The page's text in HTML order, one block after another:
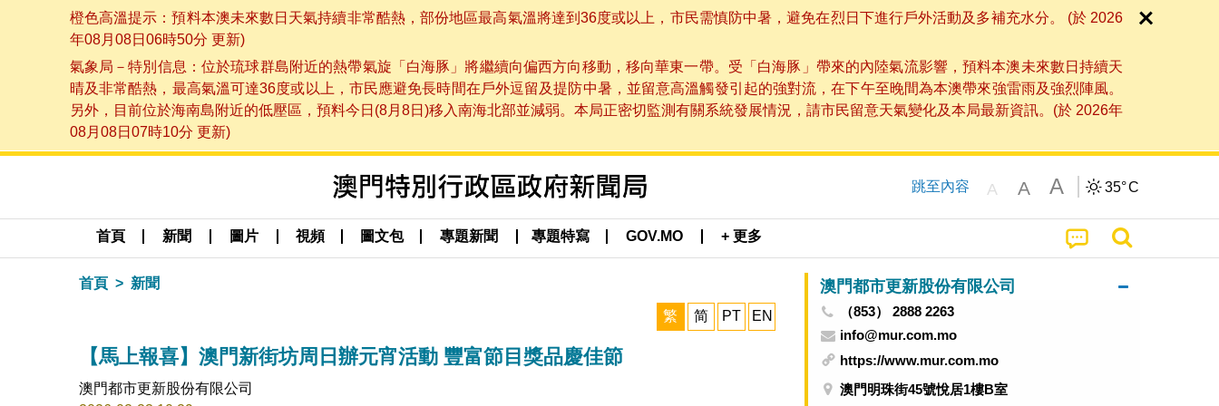
橙色高溫提示：預料本澳未來數日天氣持續非常酷熱，部份地區最高氣溫將達到36度或以上，市民需慎防中暑，避免在烈日下進行戶外活動及多補充水分。 (於 2026
年08月08日06時50分 更新)
氣象局－特別信息：位於琉球群島附近的熱帶氣旋「白海豚」將繼續向偏西方向移動，移向華東一帶。受「白海豚」帶來的內陸氣流影響，預料本澳未來數日持續天
晴及非常酷熱，最高氣溫可達36度或以上，市民應避免長時間在戶外逗留及提防中暑，並留意高溫觸發引起的強對流，在下午至晚間為本澳帶來強雷雨及強烈陣風。
另外，目前位於海南島附近的低壓區，預料今日(8月8日)移入南海北部並減弱。本局正密切監測有關系統發展情況，請市民留意天氣變化及本局最新資訊。(於 2026年
08月08日07時10分 更新)
跳至內容 A A A 35°C
首頁 新聞 圖片 視頻 圖文包 專題新聞 專題特寫 GOV.MO + 更多
首頁 新聞
繁 简 PT EN
【馬上報喜】澳門新街坊周日辦元宵活動 豐富節目獎品慶佳節
澳門都市更新股份有限公司
澳門都市更新股份有限公司
（853） 2888 2263
info@mur.com.mo
https://www.mur.com.mo
澳門明珠街45號悅居1樓B室